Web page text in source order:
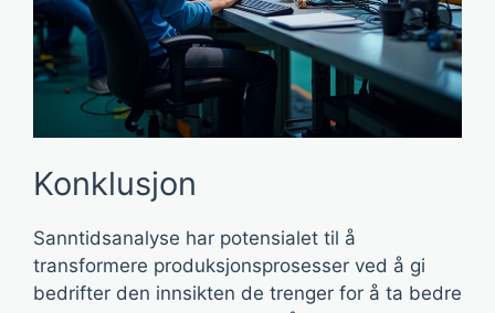
Konklusjon
Sanntidsanalyse har potensialet til å
transformere produksjonsprosesser ved å gi
bedrifter den innsikten de trenger for å ta bedre